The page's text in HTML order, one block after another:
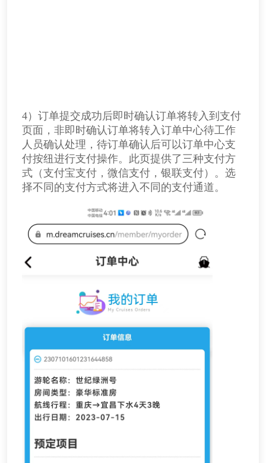
4）订单提交成功后即时确认订单将转入到支付
页面，非即时确认订单将转入订单中心待工作
人员确认处理，待订单确认后可以订单中心支
付按纽进行支付操作。此页提供了三种支付方
式（支付宝支付，微信支付，银联支付）。选
择不同的支付方式将进入不同的支付通道。